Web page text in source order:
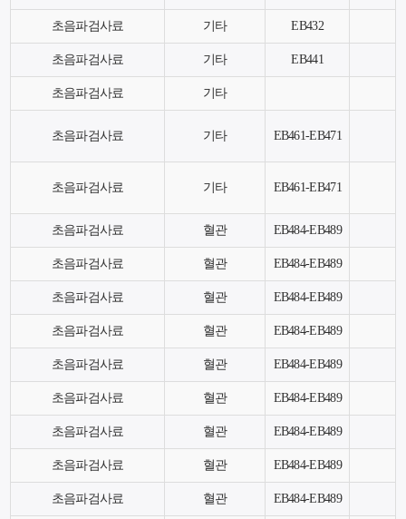
초음파검사료 기타 EB432
초음파검사료 기타 EB441
초음파검사료 기타
초음파검사료 기타 EB461-EB471
초음파검사료 기타 EB461-EB471
초음파검사료 혈관 EB484-EB489
초음파검사료 혈관 EB484-EB489
초음파검사료 혈관 EB484-EB489
초음파검사료 혈관 EB484-EB489
초음파검사료 혈관 EB484-EB489
초음파검사료 혈관 EB484-EB489
초음파검사료 혈관 EB484-EB489
초음파검사료 혈관 EB484-EB489
초음파검사료 혈관 EB484-EB489